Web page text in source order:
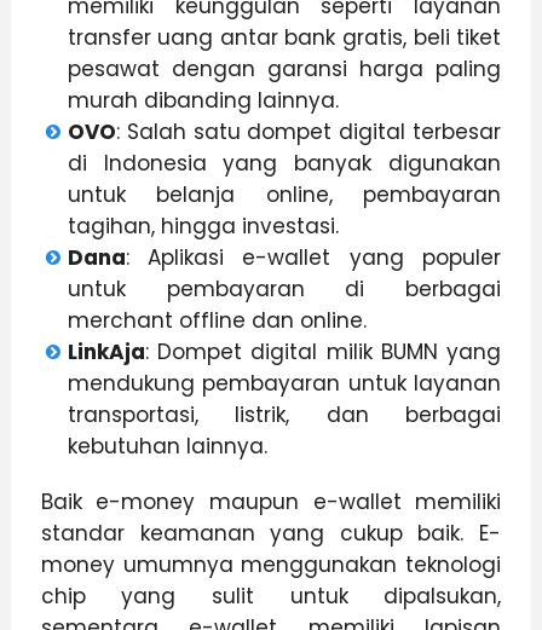
transfer uang antar bank gratis, beli tiket
pesawat dengan garansi harga paling
murah dibanding lainnya.
OVO: Salah satu dompet digital terbesar
di Indonesia yang banyak digunakan
untuk belanja online, pembayaran
tagihan, hingga investasi.
Dana: Aplikasi e-wallet yang populer
untuk pembayaran di berbagai
merchant offline dan online.
LinkAja: Dompet digital milik BUMN yang
mendukung pembayaran untuk layanan
transportasi, listrik, dan berbagai
kebutuhan lainnya.
Baik e-money maupun e-wallet memiliki
standar keamanan yang cukup baik. E-
money umumnya menggunakan teknologi
chip yang sulit untuk dipalsukan,